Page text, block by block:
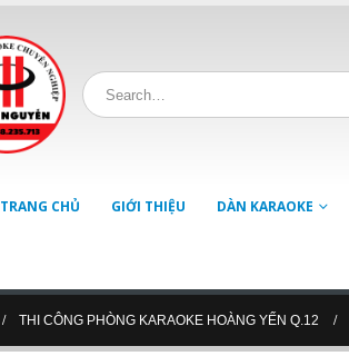
TRANG CHỦ GIỚI THIỆU DÀN KARAOKE
THI CÔNG PHÒNG KARAOKE HOÀNG YẾN Q.12